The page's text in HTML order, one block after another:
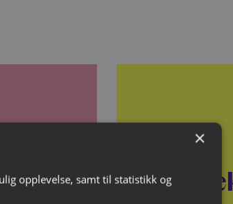
Kjøp
×
opplevelse, samt til statistikk og